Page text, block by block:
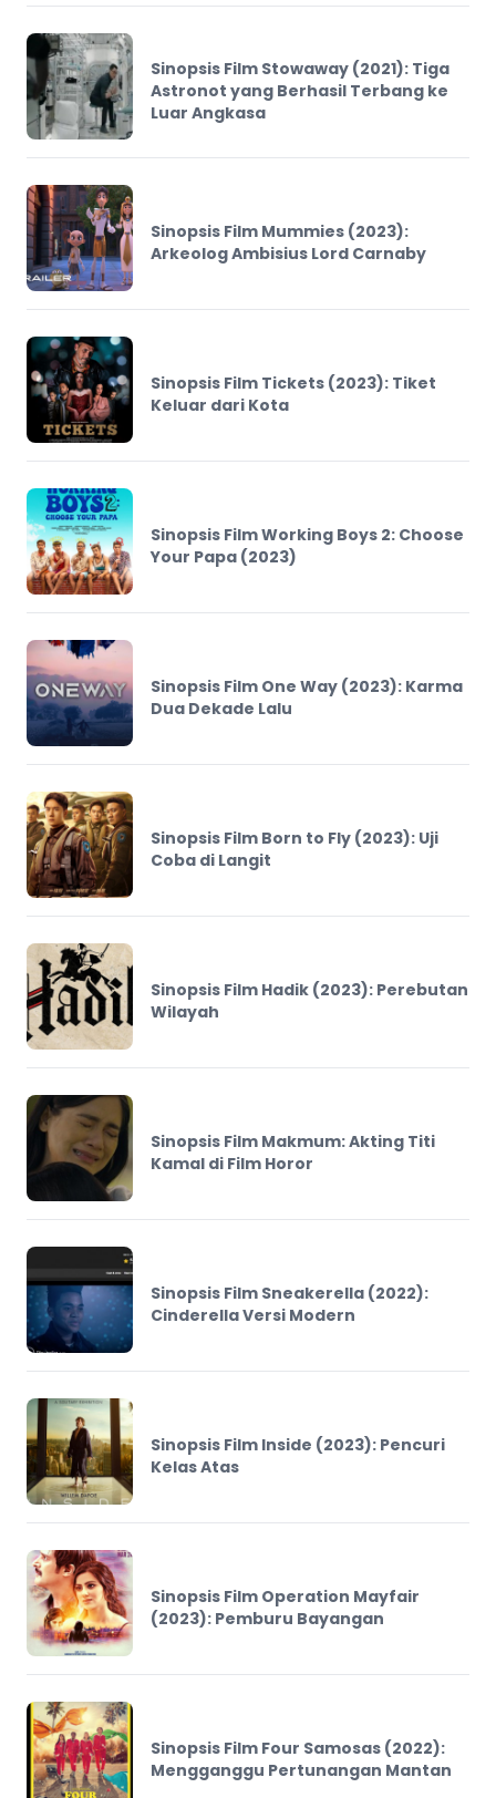
Sinopsis Film Stowaway (2021): Tiga
Astronot yang Berhasil Terbang ke
Luar Angkasa
Sinopsis Film Mummies (2023):
Arkeolog Ambisius Lord Carnaby
Sinopsis Film Tickets (2023): Tiket
Keluar dari Kota
Sinopsis Film Working Boys 2: Choose
Your Papa (2023)
Sinopsis Film One Way (2023): Karma
Dua Dekade Lalu
Sinopsis Film Born to Fly (2023): Uji
Coba di Langit
Sinopsis Film Hadik (2023): Perebutan
Wilayah
Sinopsis Film Makmum: Akting Titi
Kamal di Film Horor
Sinopsis Film Sneakerella (2022):
Cinderella Versi Modern
Sinopsis Film Inside (2023): Pencuri
Kelas Atas
Sinopsis Film Operation Mayfair
(2023): Pemburu Bayangan
Sinopsis Film Four Samosas (2022):
Mengganggu Pertunangan Mantan